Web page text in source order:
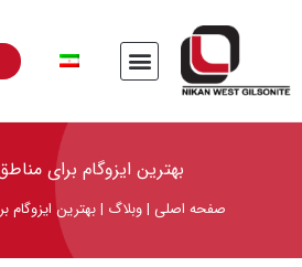
بهترین ایزوگام برای
صفحه اصلی |وبلاگ |بهترین